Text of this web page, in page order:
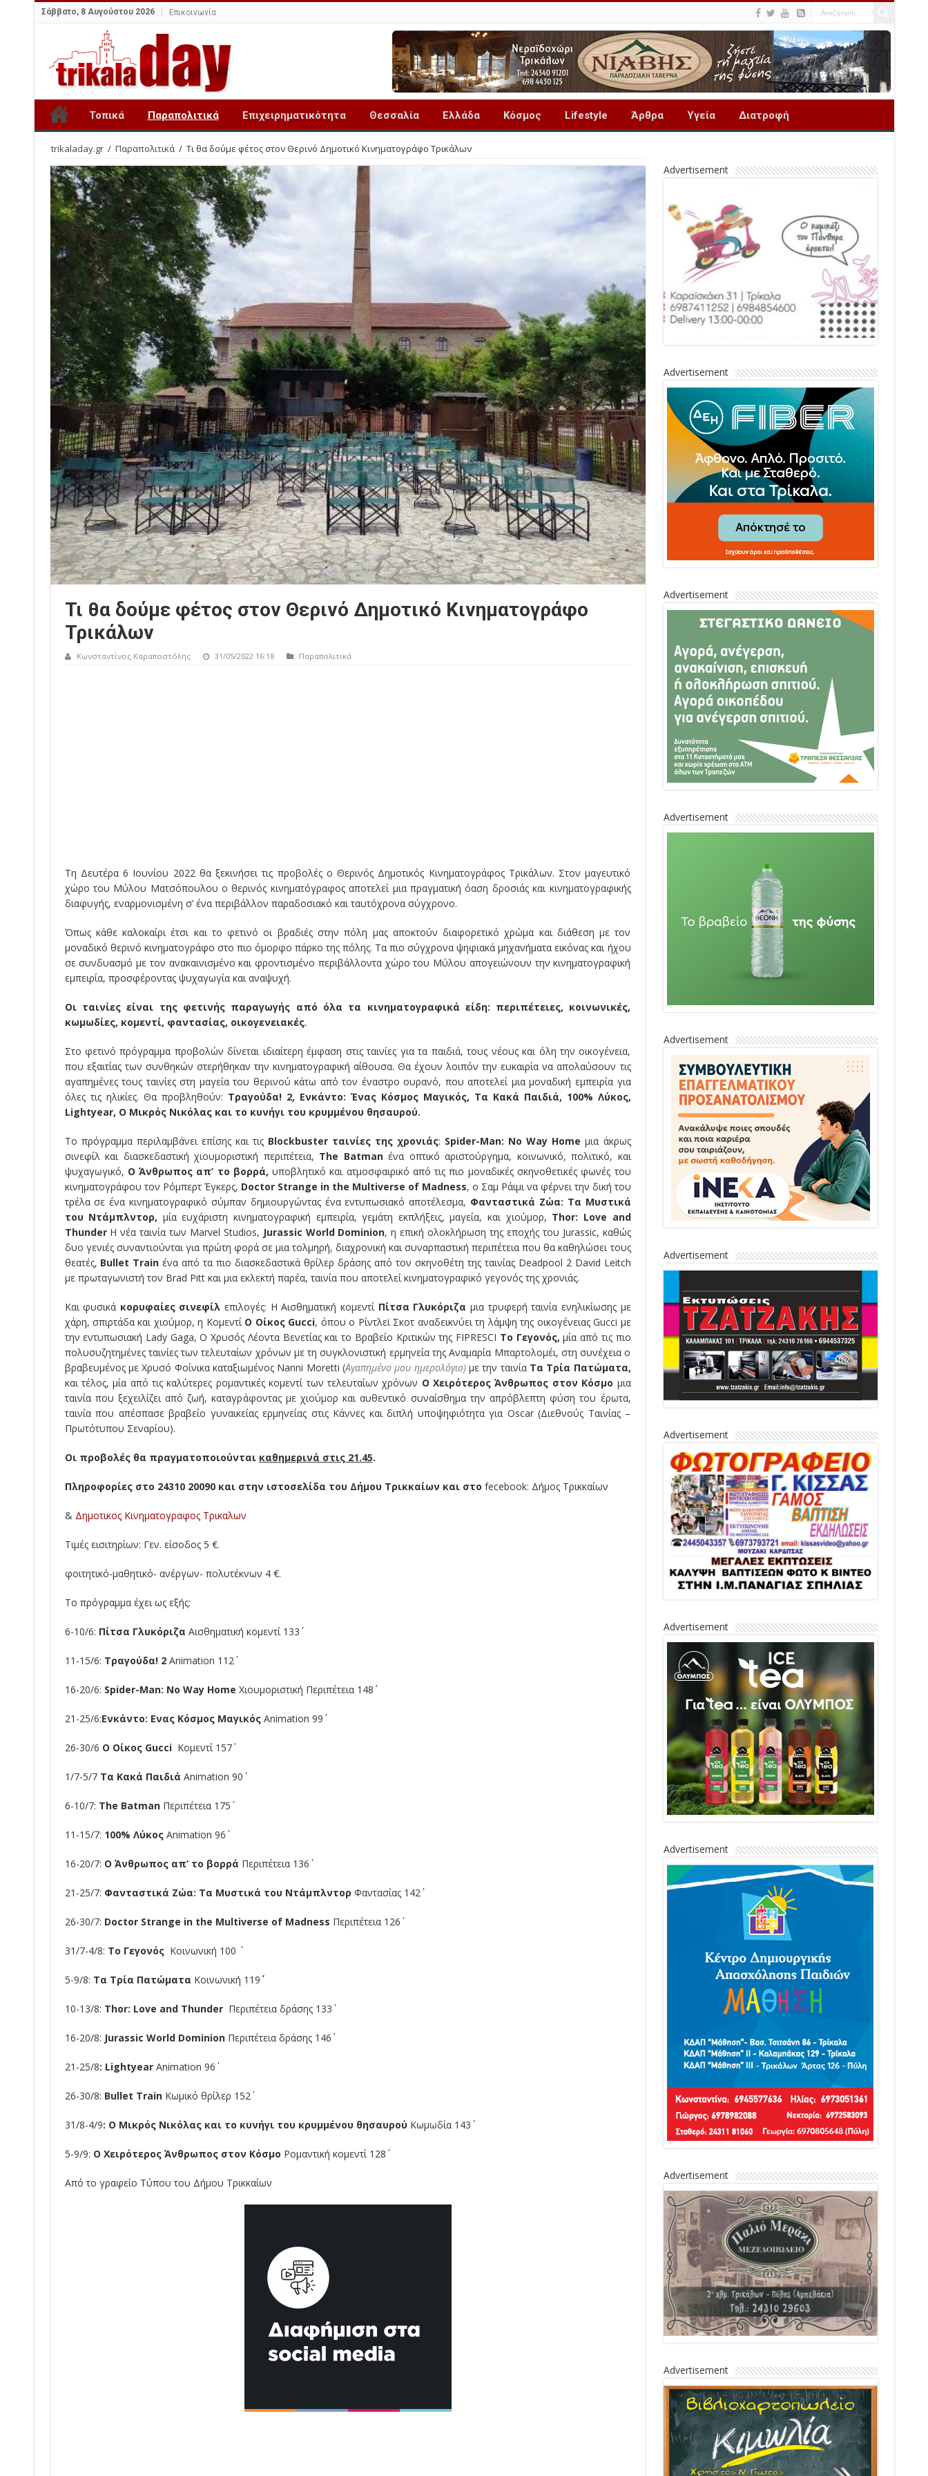
Σάββατο, 8 Αυγούστου 2026 Επικοινωνία
Τοπικά Παραπολιτικά Επιχειρηματικότητα Θεσσαλία Ελλάδα Κόσμος Lifestyle Άρθρα Υγεία Διατροφή
trikaladay.gr / Παραπολιτικά / Τι θα δούμε φέτος στον Θερινό Δημοτικό Κινηματογράφο Τρικάλων
Τι θα δούμε φέτος στον Θερινό Δημοτικό Κινηματογράφο
Τρικάλων
Κωνσταντίνος Καραποστόλης 31/05/2022 16:18 Παραπολιτικά
Τη Δευτέρα 6 Ιουνίου 2022 θα ξεκινήσει τις προβολές ο Θερινός Δημοτικός Κινηματογράφος Τρικάλων. Στον μαγευτικό
χώρο του Μύλου Ματσόπουλου ο θερινός κινηματόγραφος αποτελεί μια πραγματική όαση δροσιάς και κινηματογραφικής
διαφυγής, εναρμονισμένη σ’ ένα περιβάλλον παραδοσιακό και ταυτόχρονα σύγχρονο.
Όπως κάθε καλοκαίρι έτσι και το φετινό οι βραδιές στην πόλη μας αποκτούν διαφορετικό χρώμα και διάθεση με τον
μοναδικό θερινό κινηματογράφο στο πιο όμορφο πάρκο της πόλης. Τα πιο σύγχρονα ψηφιακά μηχανήματα εικόνας και ήχου
σε συνδυασμό με τον ανακαινισμένο και φροντισμένο περιβάλλοντα χώρο του Μύλου απογειώνουν την κινηματογραφική
εμπειρία, προσφέροντας ψυχαγωγία και αναψυχή.
Οι ταινίες είναι της φετινής παραγωγής από όλα τα κινηματογραφικά είδη: περιπέτειες, κοινωνικές,
κωμωδίες, κομεντί, φαντασίας, οικογενειακές.
Στο φετινό πρόγραμμα προβολών δίνεται ιδιαίτερη έμφαση στις ταινίες για τα παιδιά, τους νέους και όλη την οικογένεια,
που εξαιτίας των συνθηκών στερήθηκαν την κινηματογραφική αίθουσα. Θα έχουν λοιπόν την ευκαιρία να απολαύσουν τις
αγαπημένες τους ταινίες στη μαγεία του θερινού κάτω από τον έναστρο ουρανό, που αποτελεί μια μοναδική εμπειρία για
όλες τις ηλικίες. Θα προβληθούν: Τραγούδα! 2, Ενκάντο: Ένας Κόσμος Μαγικός, Τα Κακά Παιδιά, 100% Λύκος,
Lightyear, Ο Μικρός Νικόλας και το κυνήγι του κρυμμένου θησαυρού.
Το πρόγραμμα περιλαμβάνει επίσης και τις Blockbuster ταινίες της χρονιάς: Spider-Man: NoWay Home μια άκρως
σινεφίλ και διασκεδαστική χιουμοριστική περιπέτεια, The Batmanένα οπτικό αριστούργημα, κοινωνικό, πολιτικό, και
ψυχαγωγικό, Ο Άνθρωπος απ’ το βορρά,υποβλητικό και ατμοσφαιρικό από τις πιο μοναδικές σκηνοθετικές φωνές του
κινηματογράφου τον Ρόμπερτ Έγκερς, Doctor Strange in the Multiverse of Madness, ο Σαμ Ράιμι να φέρνει την δική του
τρέλα σε ένα κινηματογραφικό σύμπαν δημιουργώντας ένα εντυπωσιακό αποτέλεσμα, Φανταστικά Ζώα: Τα Μυστικά
του Ντάμπλντορ, μία ευχάριστη κινηματογραφική εμπειρία, γεμάτη εκπλήξεις, μαγεία, και χιούμορ, Thor: Love and
ThunderH νέα ταινία των Marvel Studios, Jurassic World Dominion, η επική ολοκλήρωση της εποχής του Jurassic, καθώς
δυο γενιές συναντιούνται για πρώτη φορά σε μια τολμηρή, διαχρονική και συναρπαστική περιπέτεια που θα καθηλώσει τους
θεατές, Bullet Train ένα από τα πιο διασκεδαστικά θρίλερ δράσης από τον σκηνοθέτη της ταινίας Deadpool 2 David Leitch
με πρωταγωνιστή τον Brad Pitt και μια εκλεκτή παρέα, ταινία που αποτελεί κινηματογραφικό γεγονός της χρονιάς.
Και φυσικά κορυφαίες σινεφίλεπιλογές: Η Αισθηματική κομεντί Πίτσα Γλυκόριζα μια τρυφερή ταινία ενηλικίωσης με
χάρη, σπιρτάδα και χιούμορ, η Κομεντί Ο Οίκος Gucci, όπου ο Ρίντλεϊ Σκοτ αναδεικνύει τη λάμψη της οικογένειας Gucci με
την εντυπωσιακή Lady Gaga, Ο Χρυσός Λέοντα Βενετίας και το Bραβείο Κριτικών της FIPRESCI Το Γεγονός,μία από τις πιο
πολυσυζητημένες ταινίες των τελευταίων χρόνων με τη συγκλονιστική ερμηνεία της Αναμαρία Μπαρτολομέι, στη συνέχεια ο
βραβευμένος με Χρυσό Φοίνικα καταξιωμένος Nanni Moretti (Αγαπημένο μου ημερολόγιο) με την ταινίαΤα Τρία Πατώματα,
και τέλος, μία από τις καλύτερες ρομαντικές κομεντί των τελευταίων χρόνων Ο Χειρότερος Άνθρωπος στον Κόσμο μια
ταινία που ξεχειλίζει από ζωή, καταγράφοντας με χιούμορ και αυθεντικό συναίσθημα την απρόβλεπτη φύση του έρωτα,
ταινία που απέσπασε βραβείο γυναικείας ερμηνείας στις Κάννες και διπλή υποψηφιότητα για Oscar (Διεθνούς Ταινίας –
Πρωτότυπου Σεναρίου).
Οι προβολές θα πραγματοποιούνται καθημερινά στις 21.45.
Πληροφορίες στο 24310 20090 και στην ιστοσελίδα του Δήμου Τρικκαίων και στο fecebook: Δήμος Τρικκαίων
& Δημοτικος Κινηματογραφος Τρικαλων
Τιμές εισιτηρίων: Γεν. είσοδος 5 €.
φοιτητικό-μαθητικό- ανέργων- πολυτέκνων 4 €.
Το πρόγραμμα έχει ως εξής:
6-10/6: Πίτσα Γλυκόριζα Αισθηματική κομεντί 133΄
11-15/6: Τραγούδα! 2 Animation 112΄
16-20/6: Spider-Man: No Way Home Χιουμοριστική Περιπέτεια 148΄
21-25/6:Ενκάντο: Ενας Κόσμος Μαγικός Animation 99΄
26-30/6 Ο Οίκος Gucci Κομεντί 157΄
1/7-5/7 Τα Κακά Παιδιά Animation 90΄
6-10/7: The BatmanΠεριπέτεια 175΄
11-15/7: 100% ΛύκοςAnimation 96΄
16-20/7: Ο Άνθρωπος απ’ το βορρά Περιπέτεια 136΄
21-25/7: Φανταστικά Ζώα: Τα Μυστικά του Ντάμπλντορ Φαντασίας 142΄
26-30/7: Doctor Strange in the Multiverse of Madness Περιπέτεια 126΄
31/7-4/8: Το Γεγονός Κοινωνική 100 ΄
5-9/8: Τα Τρία Πατώματα Κοινωνική 119
10-13/8: Thor: Love and ThunderΠεριπέτεια δράσης 133΄
16-20/8: Jurassic World DominionΠεριπέτεια δράσης 146΄
21-25/8: Lightyear Animation 96΄
26-30/8: Bullet TrainΚωμικό θρίλερ 152΄
31/8-4/9: Ο Μικρός Νικόλας και το κυνήγι του κρυμμένου θησαυρού Κωμωδία 143΄
5-9/9: Ο ΧειρότεροςΆνθρωποςστον Κόσμο Ρομαντική κομεντί 128΄
Από το γραφείο Τύπου του Δήμου Τρικκαίων
Advertisement
Advertisement
Advertisement
Advertisement
Advertisement
Advertisement
Advertisement
Advertisement
Advertisement
Advertisement
Advertisement